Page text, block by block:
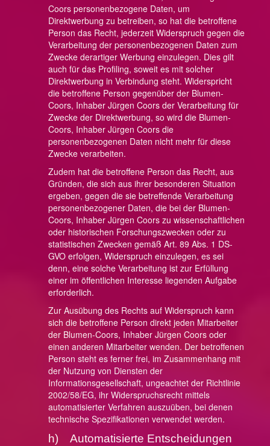
Coors personenbezogene Daten, um
Direktwerbung zu betreiben, so hat die betroffene
Person das Recht, jederzeit Widerspruch gegen die
Verarbeitung der personenbezogenen Daten zum
Zwecke derartiger Werbung einzulegen. Dies gilt
auch für das Profiling, soweit es mit solcher
Direktwerbung in Verbindung steht. Widerspricht
die betroffene Person gegenüber der Blumen-
Coors, Inhaber Jürgen Coors der Verarbeitung für
Zwecke der Direktwerbung, so wird die Blumen-
Coors, Inhaber Jürgen Coors die
personenbezogenen Daten nicht mehr für diese
Zwecke verarbeiten.
Zudem hat die betroffene Person das Recht, aus
Gründen, die sich aus ihrer besonderen Situation
ergeben, gegen die sie betreffende Verarbeitung
personenbezogener Daten, die bei der Blumen-
Coors, Inhaber Jürgen Coors zu wissenschaftlichen
oder historischen Forschungszwecken oder zu
statistischen Zwecken gemäß Art. 89 Abs. 1 DS-
GVO erfolgen, Widerspruch einzulegen, es sei
denn, eine solche Verarbeitung ist zur Erfüllung
einer im öffentlichen Interesse liegenden Aufgabe
erforderlich.
Zur Ausübung des Rechts auf Widerspruch kann
sich die betroffene Person direkt jeden Mitarbeiter
der Blumen-Coors, Inhaber Jürgen Coors oder
einen anderen Mitarbeiter wenden. Der betroffenen
Person steht es ferner frei, im Zusammenhang mit
der Nutzung von Diensten der
Informationsgesellschaft, ungeachtet der Richtlinie
2002/58/EG, ihr Widerspruchsrecht mittels
automatisierter Verfahren auszuüben, bei denen
technische Spezifikationen verwendet werden.
h) Automatisierte Entscheidungen